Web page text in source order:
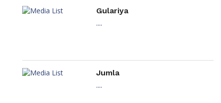
Gulariya
....
Jumla
....